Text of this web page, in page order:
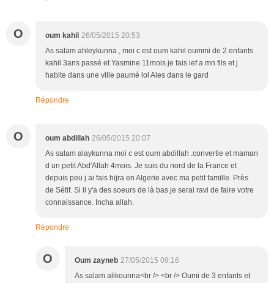
O oum kahil 26/05/2015 20:53
As salam ahleykunna , moi c est oum kahil oummi de 2 enfants
kahil 3ans passé et Yasmine 11mois je fais ief a mn fils et j
habite dans une ville paumé lol Ales dans le gard
Répondre
O oum abdillah 26/05/2015 20:07
As salam alaykunna moi c est oum abdillah .convertie et maman
d un petit Abd'Allah 4mois. Je suis du nord de la France et
depuis peu j ai fais hijra en Algerie avec ma petit famille. Près
de Sétif. Si il y'a des soeurs de là bas je serai ravi de faire votre
connaissance. Incha allah.
Répondre
O Oum zayneb 27/05/2015 09:16
As salam alikounna<br /> <br /> Oumi de 3 enfants et